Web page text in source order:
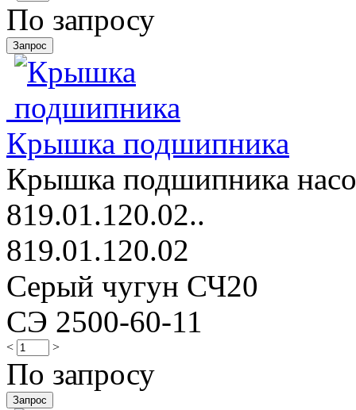
По запросу
Крышка подшипника
Крышка подшипника
819.01.120.02..
819.01.120.02
Серый чугун СЧ20
СЭ 2500-60-11
< >
По запросу